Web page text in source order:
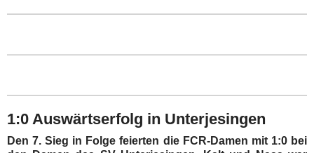
1:0 Auswärtserfolg in Unterjesingen
Den 7. Sieg in Folge feierten die FCR-Damen mit 1:0 bei